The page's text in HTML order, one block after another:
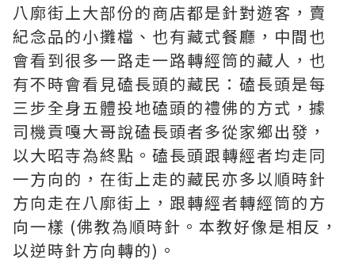
八廓街上大部份的商店都是針對遊客，賣
紀念品的小攤檔、也有藏式餐廳，中間也
會看到很多一路走一路轉經筒的藏人，也
有不時會看見磕長頭的藏民：磕長頭是每
三步全身五體投地磕頭的禮佛的方式，據
司機貢嘎大哥說磕長頭者多從家鄉出發，
以大昭寺為終點。磕長頭跟轉經者均走同
一方向的，在街上走的藏民亦多以順時針
方向走在八廓街上，跟轉經者轉經筒的方
向一樣 (佛教為順時針。本教好像是相反，
以逆時針方向轉的)。